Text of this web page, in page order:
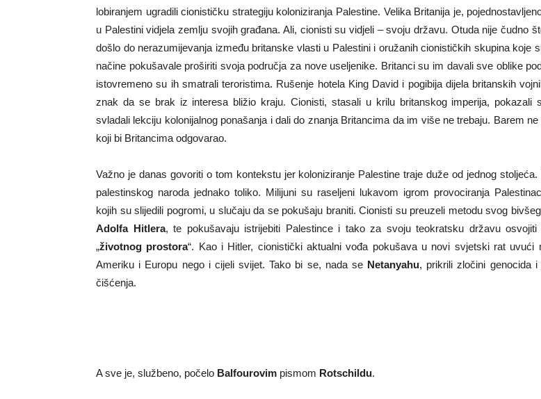
lobiranjem ugradili cionističku strategiju koloniziranja Palestine. Velika Britanija je,
u Palestini vidjela zemlju svojih građana. Ali, cionisti su vidjeli – svoju državu. Otuda nije čudno
došlo do nerazumijevanja između britanske vlasti u Palestini i oružanih cionističkih skupina koje
načine pokušavale proširiti svoja područja za nove useljenike. Britanci su im davali sve oblike
istovremeno su ih smatrali teroristima. Rušenje hotela King David i pogibija dijela britanskih
znak da se brak iz interesa bližio kraju. Cionisti, stasali u krilu britanskog imperija, pokazali
svladali lekciju kolonijalnog ponašanja i dali do znanja Britancima da im više ne trebaju. Barem
koji bi Britancima odgovarao.
Važno je danas govoriti o tom kontekstu jer koloniziranje Palestine traje duže od jednog
palestinskog naroda jednako toliko. Milijuni su raseljeni lukavom igrom provociranja
kojih su slijedili pogromi, u slučaju da se pokušaju braniti. Cionisti su preuzeli metodu svog
Adolfa Hitlera, te pokušavaju istrijebiti Palestince i tako za svoju teokratsku državu
„životnog prostora“. Kao i Hitler, cionistički aktualni vođa pokušava u novi svjetski rat uvući
Ameriku i Europu nego i cijeli svijet. Tako bi se, nada se Netanyahu, prikrili zločini genocida i
čišćenja.
A sve je, službeno, počelo Balfourovim pismom Rotschildu.